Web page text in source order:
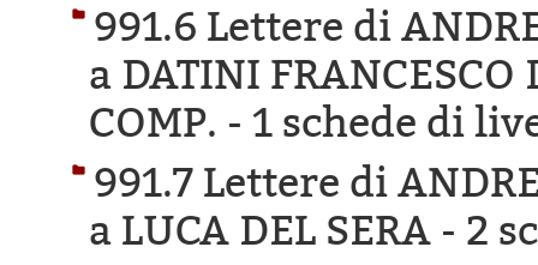
991.6 Lettere di
a DATINI FRANCESCO
COMP. - 1 schede di
991.7 Lettere di
a LUCA DEL SERA - 2